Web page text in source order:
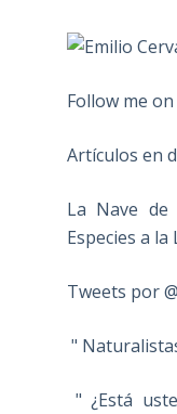
Follow me
Artículos en
La Nave
Especies a
Tweets por
"
" ¿Está